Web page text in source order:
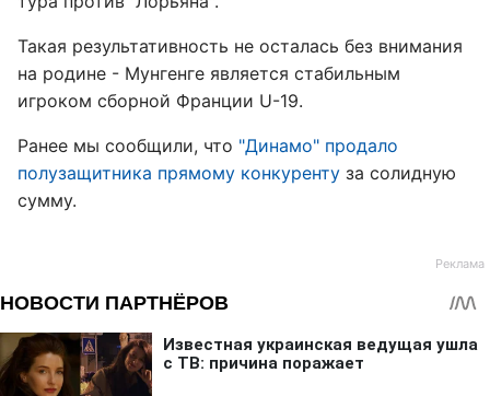
Такая результативность не осталась без внимания
на родине - Мунгенге является стабильным
игроком сборной Франции U-19.
Ранее мы сообщили, что "Динамо" продало
полузащитника прямому конкуренту за солидную
сумму.